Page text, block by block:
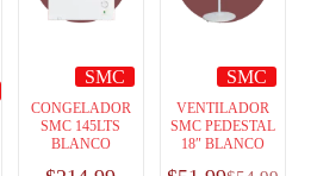
SMC
CONGELADOR
SMC 145LTS
BLANCO
SMC
VENTILADOR
SMC PEDESTAL
18″ BLANCO